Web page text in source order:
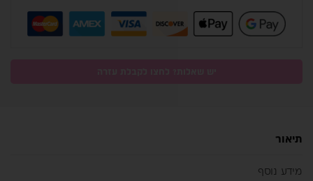
תיאור
מידע נוסף